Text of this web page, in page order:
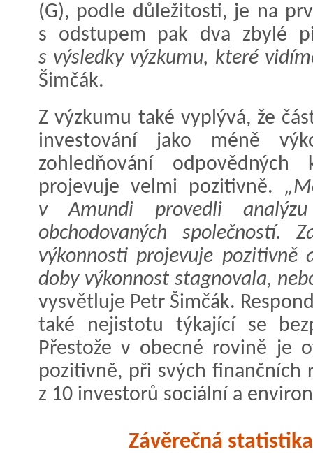
(G), podle důležitosti, je na
s odstupem pak dva zbylé
s výsledky výzkumu, které
Šimčák.
Z výzkumu také vyplývá, že
investování jako méně
zohledňování
projevuje velmi pozitivně.
v Amundi provedli
obchodovaných společností.
výkonnosti projevuje
doby výkonnost stagnovala,
vysvětluje Petr Šimčák.
také nejistotu týkající se
Přestože v obecné rovině je
pozitivně, při svých finančních
z 10 investorů sociální a
Závěrečná